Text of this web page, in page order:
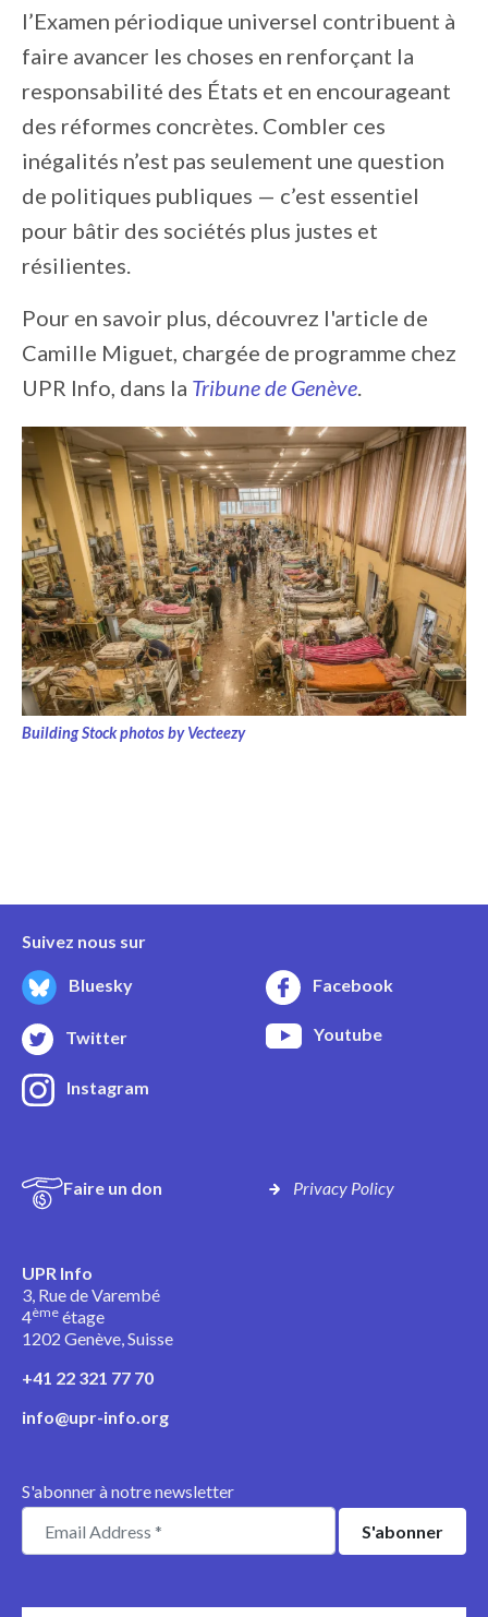
l’Examen périodique universel contribuent à
faire avancer les choses en renforçant la
responsabilité des États et en encourageant
des réformes concrètes. Combler ces
inégalités n’est pas seulement une question
de politiques publiques — c’est essentiel
pour bâtir des sociétés plus justes et
résilientes.
Pour en savoir plus, découvrez l'article de
Camille Miguet, chargée de programme chez
UPR Info, dans la Tribune de Genève.
Building Stock photos by Vecteezy
Suivez nous sur
Bluesky Facebook
Twitter Youtube
Instagram
Faire un don Privacy Policy
UPR Info
3, Rue de Varembé
4ème étage
1202 Genève, Suisse
+41 22 321 77 70
info@upr-info.org
S'abonner à notre newsletter